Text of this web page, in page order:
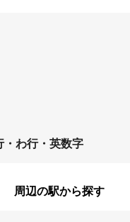
高林西町
西矢島町
・わ行・英数字
周辺の駅から探す